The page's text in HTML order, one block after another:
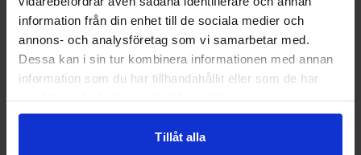
information från din enhet till de sociala medier och
annons- och analysföretag som vi samarbetar med.
Dessa kan i sin tur kombinera informationen med annan
information som du har tillhandahållit eller som de har
Tillåt alla